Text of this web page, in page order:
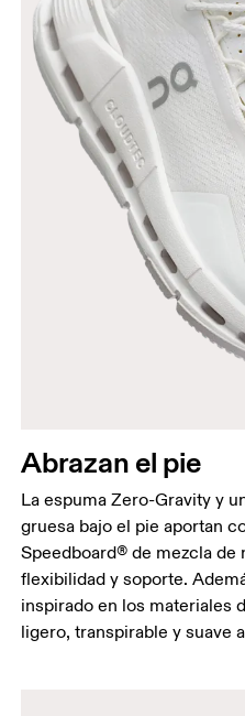
Abrazan el pie
La espuma Zero-Gravity y
gruesa bajo el pie aportan
Speedboard® de mezcla de
flexibilidad y soporte.
inspirado en los materiales
ligero, transpirable y suave